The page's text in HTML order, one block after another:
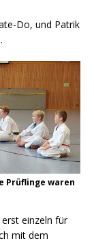
Do, und Patrik
Prüflinge waren
einzeln für
mit dem